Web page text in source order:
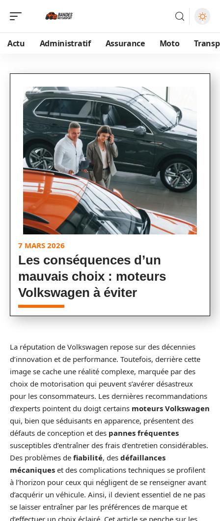
Actu Administratif Assurance Moto
7 MARS 2026
Les conséquences d’un
mauvais choix : moteurs
Volkswagen à éviter
La réputation de Volkswagen repose sur des décennies
d’innovation et de performance. Toutefois, derrière cette
image se cache une réalité complexe, marquée par des
choix de motorisation qui peuvent s’avérer désastreux
pour les consommateurs. Les dernières recommandations
d’experts pointent du doigt certains moteurs Volkswagen
qui, bien que séduisants en apparence, présentent des
défauts de conception et des pannes fréquentes
susceptibles d’entraîner des frais d’entretien considérables.
Des problèmes de fiabilité, des défaillances
mécaniques et des complications techniques se profilent
à l’horizon pour ceux qui négligent de se renseigner avant
d’acquérir un véhicule. Ainsi, il devient essentiel de ne pas
se laisser entraîner par les préférences de marque et
d’effectuer un choix éclairé. Cet article se penche sur les